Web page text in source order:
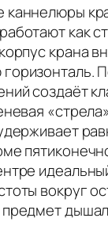
каннелюры
как
крана
создаёт
вокруг